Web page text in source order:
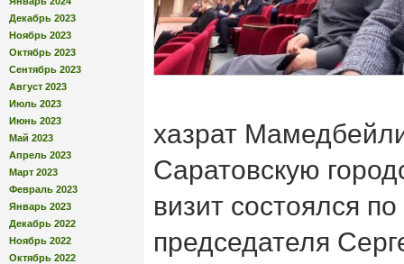
Декабрь 2023
Ноябрь 2023
Октябрь 2023
Сентябрь 2023
Август 2023
Июль 2023
Июнь 2023
Май 2023
Апрель 2023
Март 2023
Февраль 2023
Январь 2023
Декабрь 2022
Ноябрь 2022
Октябрь 2022
хазрат
Саратовскую
визит состоялся
председателя